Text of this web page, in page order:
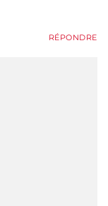
RÉPONDRE